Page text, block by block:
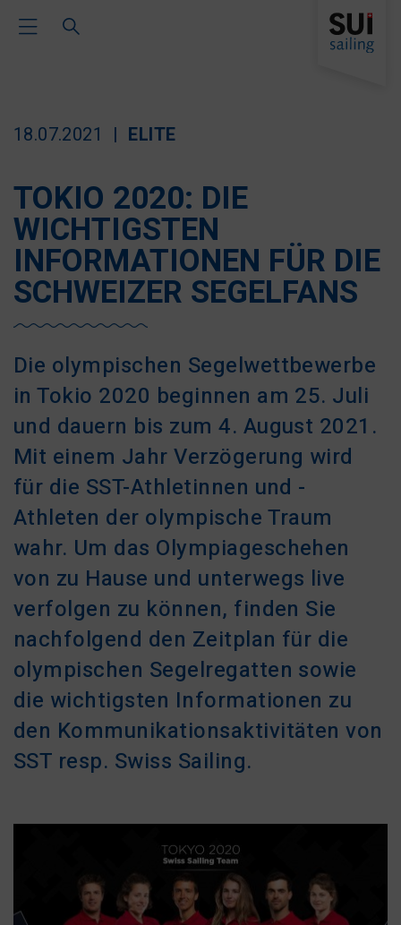
Toggle Main Navigation
18.07.2021 ELITE
TOKIO 2020: DIE
WICHTIGSTEN
INFORMATIONEN FÜR DIE
SCHWEIZER SEGELFANS
Die olympischen Segelwettbewerbe
in Tokio 2020 beginnen am 25. Juli
und dauern bis zum 4. August 2021.
Mit einem Jahr Verzögerung wird
für die SST-Athletinnen und -
Athleten der olympische Traum
wahr. Um das Olympiageschehen
von zu Hause und unterwegs live
verfolgen zu können, finden Sie
nachfolgend den Zeitplan für die
olympischen Segelregatten sowie
die wichtigsten Informationen zu
den Kommunikationsaktivitäten von
SST resp. Swiss Sailing.